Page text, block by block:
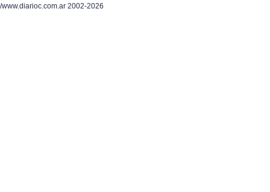
/www.diarioc.com.ar 2002-2026